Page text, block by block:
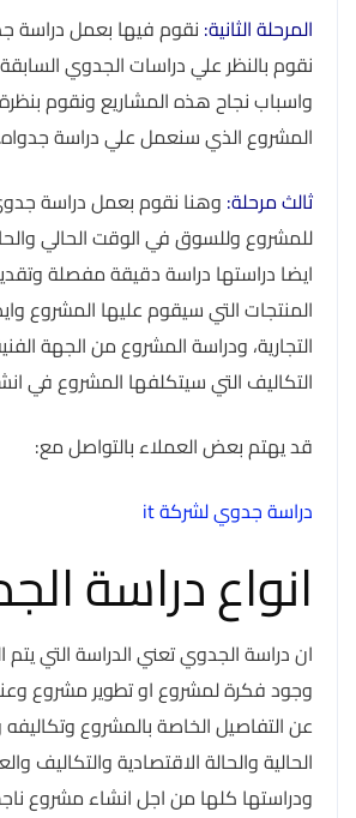
المرحلة الثانية: نقوم فيها بعمل دراسة
نقوم بالنظر علي دراسات الجدوي
واسباب نجاح هذه المشاريع ونقوم
المشروع الذي سنعمل علي دراسة جدواه.
ثالث مرحلة: وهنا نقوم بعمل دراسة
للمشروع وللسوق في الوقت الحالي
ايضا دراستها دراسة دقيقة مفصلة
المنتجات التي سيقوم عليها المشروع
التجارية، ودراسة المشروع من الجهة
التكاليف التي سيتكلفها المشروع في
قد يهتم بعض العملاء بالتواصل مع:
دراسة جدوي لشركة it
انواع دراسة
ان دراسة الجدوي تعني الدراسة التي يتم
وجود فكرة لمشروع او تطوير مشروع
عن التفاصيل الخاصة بالمشروع
الحالية والحالة الاقتصادية والتكاليف
ودراستها كلها من اجل انشاء مشروع